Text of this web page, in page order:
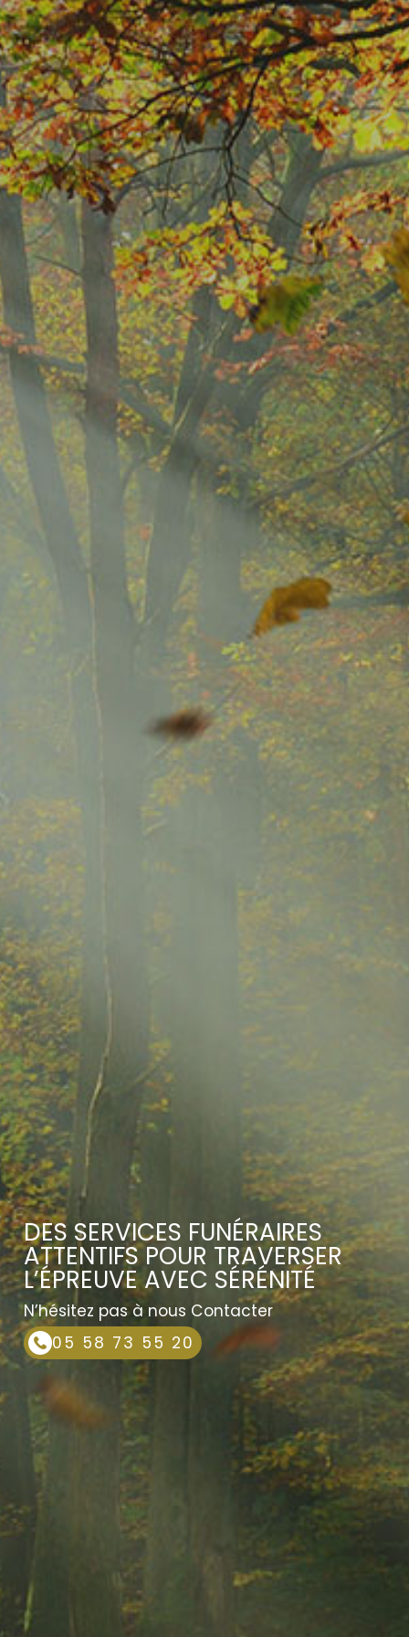
DES SERVICES FUNÉRAIRES
ATTENTIFS POUR TRAVERSER
L’ÉPREUVE AVEC SÉRÉNITÉ
N’hésitez pas à nous Contacter
05 58 73 55 20